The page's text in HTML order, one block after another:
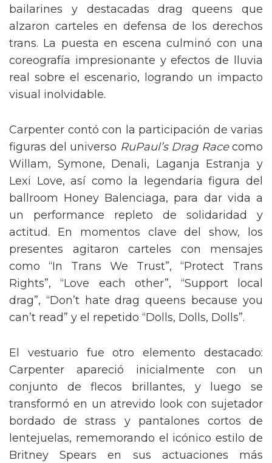
bailarines y destacadas drag queens que
alzaron carteles en defensa de los derechos
trans. La puesta en escena culminó con una
coreografía impresionante y efectos de lluvia
real sobre el escenario, logrando un impacto
visual inolvidable.
Carpenter contó con la participación de varias
figuras del universo RuPaul’s Drag Racecomo
Willam, Symone, Denali, Laganja Estranja y
Lexi Love, así como la legendaria figura del
ballroom Honey Balenciaga, para dar vida a
un performance repleto de solidaridad y
actitud. En momentos clave del show, los
presentes agitaron carteles con mensajes
como “In Trans We Trust”, “Protect Trans
Rights”, “Love each other”, “Support local
drag”, “Don’t hate drag queens because you
can’t read” y el repetido “Dolls, Dolls, Dolls”.
El vestuario fue otro elemento destacado:
Carpenter apareció inicialmente con un
conjunto de flecos brillantes, y luego se
transformó en un atrevido look con sujetador
bordado de strass y pantalones cortos de
lentejuelas, rememorando el icónico estilo de
Britney Spears en sus actuaciones más